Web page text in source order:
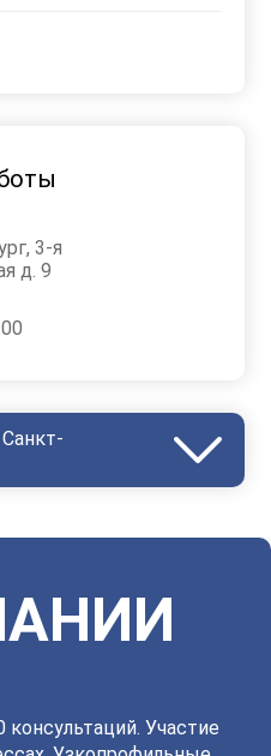
3-я
д. 9
Октябрьский
Петроградский
Пушкинский
Сестрорецкий
Участие